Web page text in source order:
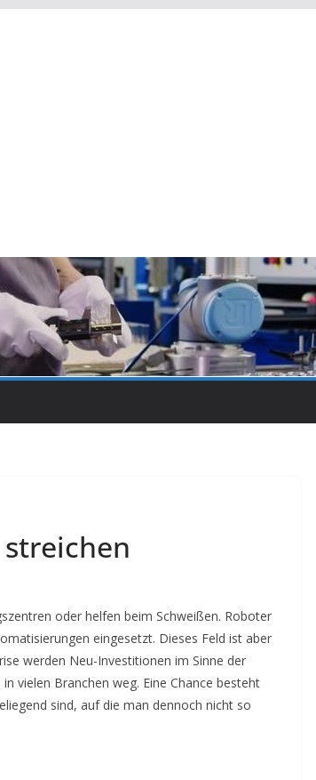
oder helfen beim Schweißen. Roboter
eingesetzt. Dieses Feld ist aber
werden Neu-Investitionen im Sinne der
vielen Branchen weg. Eine Chance besteht
sind, auf die man dennoch nicht so